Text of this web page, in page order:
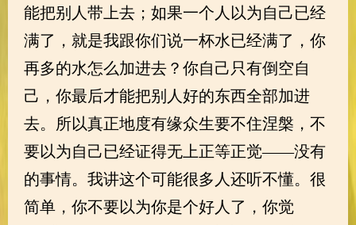
能把别人带上去；如果一个人以为自己已经
满了，就是我跟你们说一杯水已经满了，你
再多的水怎么加进去？你自己只有倒空自
己，你最后才能把别人好的东西全部加进
去。所以真正地度有缘众生要不住涅槃，不
要以为自己已经证得无上正等正觉——没有
的事情。我讲这个可能很多人还听不懂。很
简单，你不要以为你是个好人了，你觉